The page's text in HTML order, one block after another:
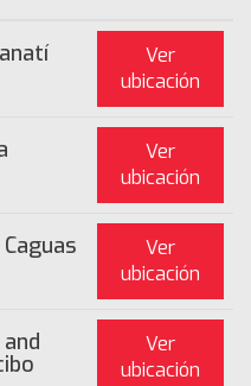
Ver
ubicación
Ver
ubicación
Ver
ubicación
Ver
ubicación